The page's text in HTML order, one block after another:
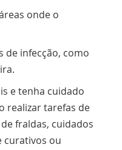
onde o
de infecção, como
e tenha cuidado
realizar tarefas de
fraldas, cuidados
curativos ou